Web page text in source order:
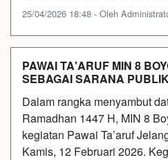
25/04/2026 18:48 - Oleh
PAWAI TA'ARUF MIN 8
SEBAGAI SARANA
Dalam rangka menyambut
Ramadhan 1447 H, MIN 8
kegiatan Pawai Ta’aruf
Kamis, 12 Februari 2026.